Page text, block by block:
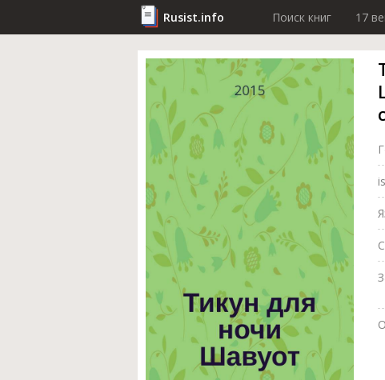
Rusist.info Поиск книг 17